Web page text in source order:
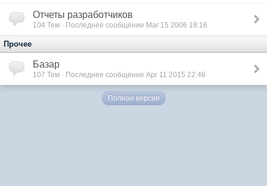
Отчеты разработчиков
104 Тем · Последнее сообщение Mar 15 2006 18:16
Прочее
Базар
107 Тем · Последнее сообщение Apr 11 2015 22:46
Полная версия